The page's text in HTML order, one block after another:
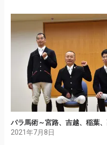
パラ馬術～宮路、吉越、稲葉
2021年7月8日